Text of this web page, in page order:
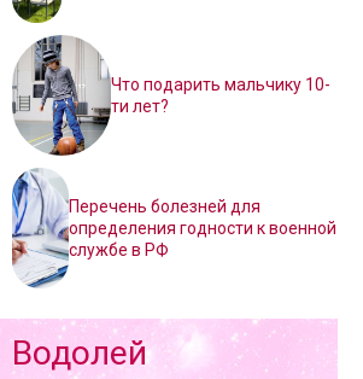
Что подарить мальчику 10-
ти лет?
Перечень болезней для
определения годности к военной
службе в РФ
Водолей